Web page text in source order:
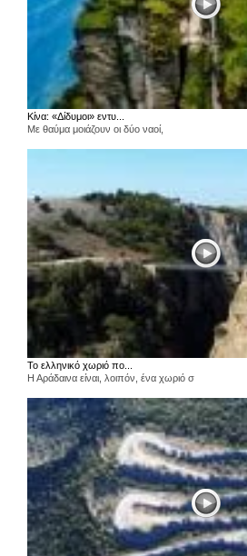
Κίνα: «Δίδυμοι» εντυ...
Με θαύμα μοιάζουν οι δύο ναοί,
Το ελληνικό χωριό πο...
Η Αράδαινα είναι, λοιπόν, ένα χωριό σ